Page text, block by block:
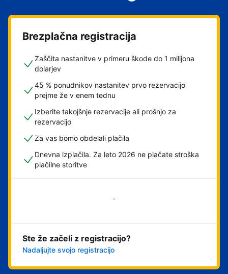
svoj B&B
Brezplačna registracija
Zaščita nastanitve v primeru škode do 1 milijona
dolarjev
45 % ponudnikov nastanitev prvo rezervacijo
prejme že v enem tednu
Izberite takojšnje rezervacije ali prošnjo za
rezervacijo
Za vas bomo obdelali plačila
Dnevna izplačila. Za leto 2026 ne plačate stroška
plačilne storitve
Ste že začeli z registracijo?
Nadaljujte svojo registracijo